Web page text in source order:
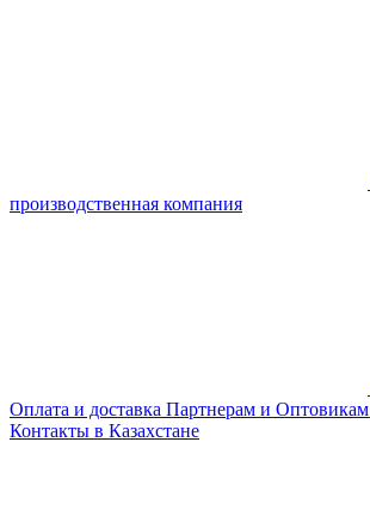
производственная компания
Оплата и доставка Партнерам и Оптовикам
Контакты в Казахстане